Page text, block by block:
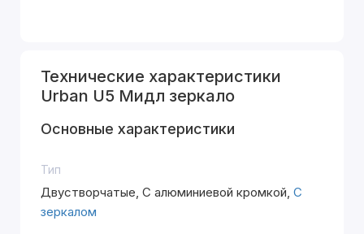
Технические характеристики
Urban U5 Мидл зеркало
Основные характеристики
Тип
Двустворчатые, С алюминиевой кромкой, С
зеркалом